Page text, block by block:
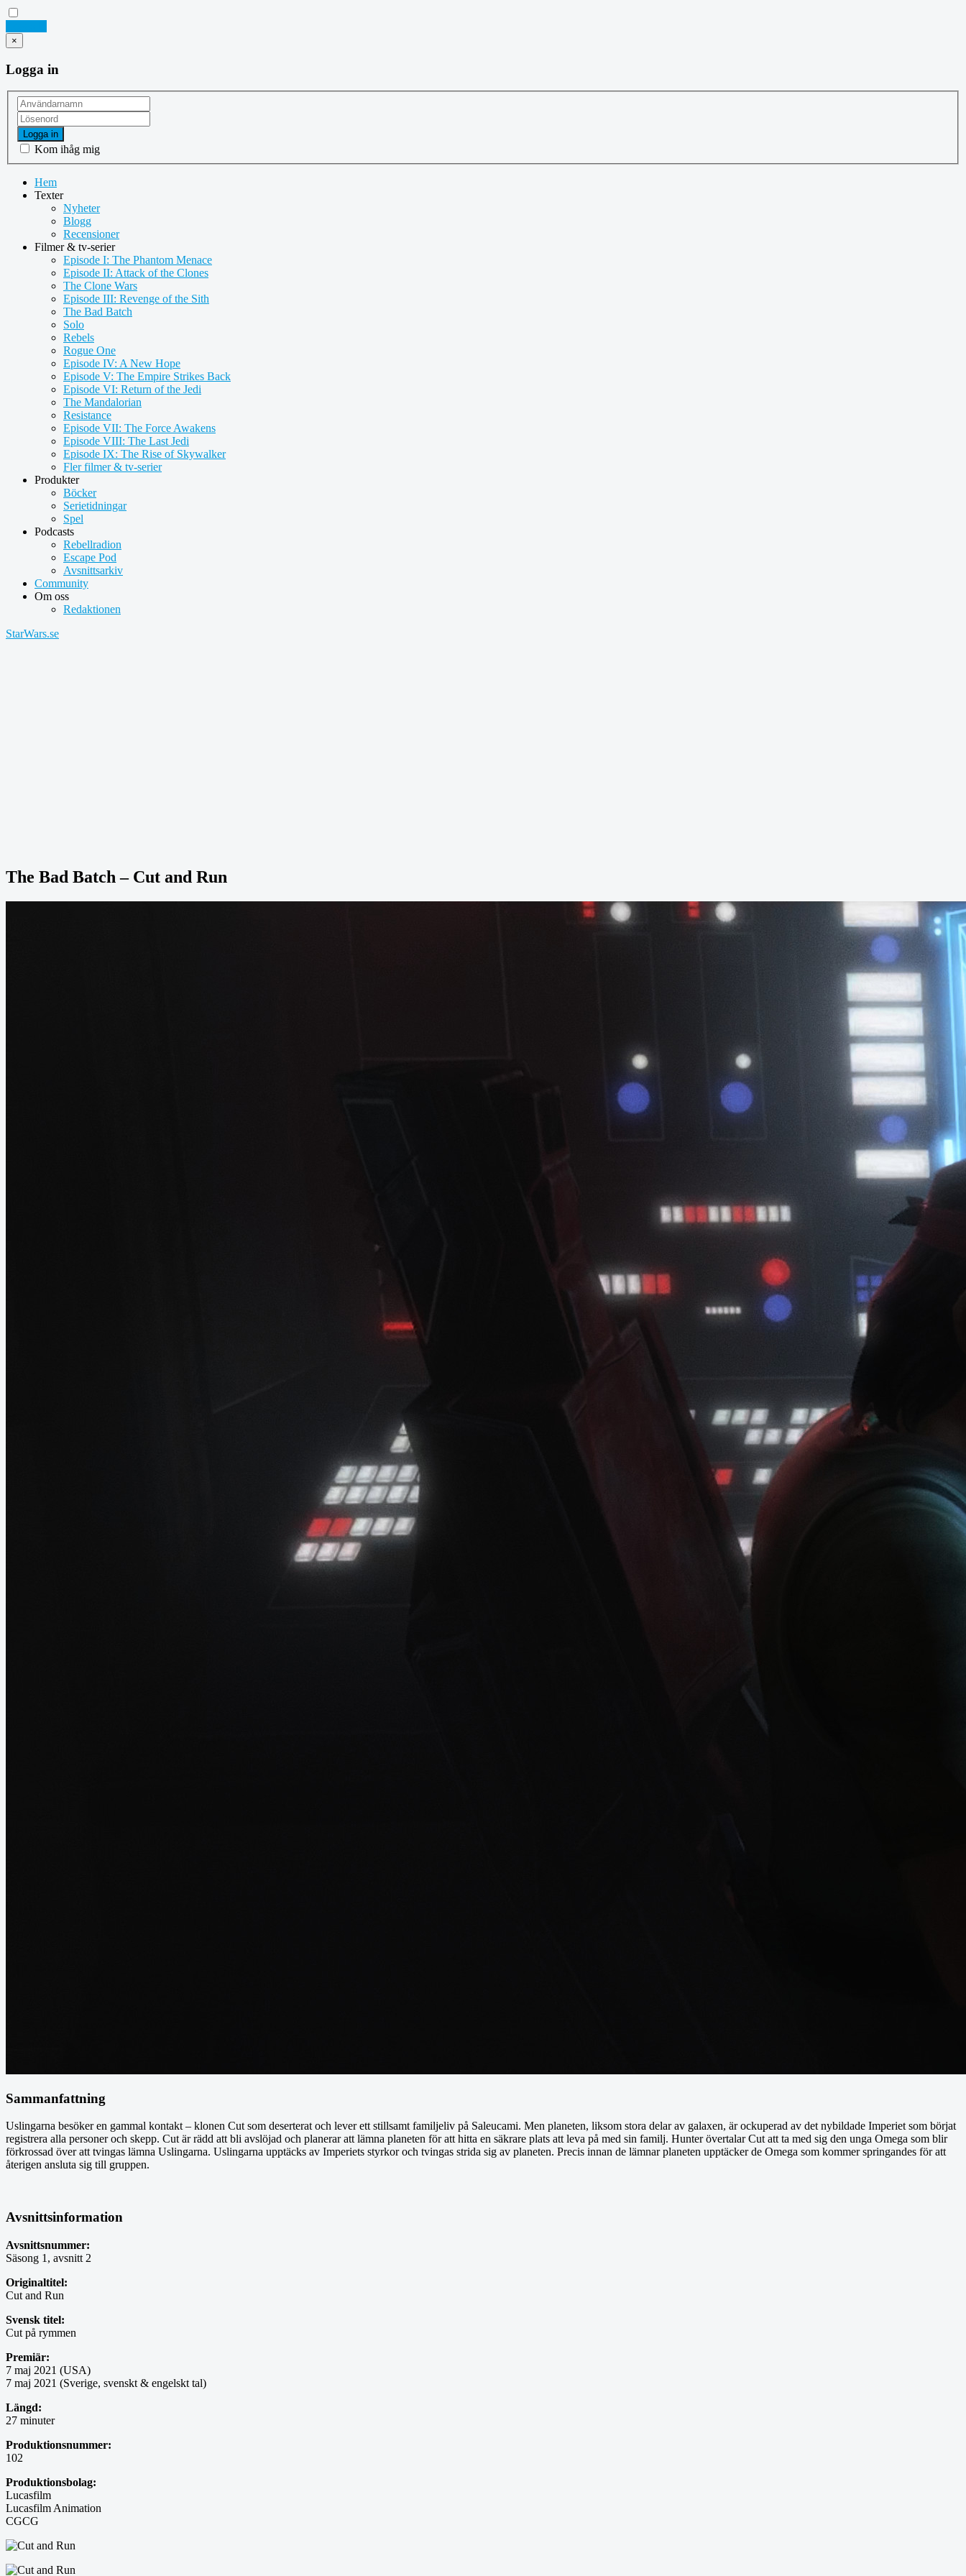
×
Logga in
Logga in
Kom ihåg mig
Hem
Texter
Nyheter
Blogg
Recensioner
Filmer & tv-serier
Episode I: The Phantom Menace
Episode II: Attack of the Clones
The Clone Wars
Episode III: Revenge of the Sith
The Bad Batch
Solo
Rebels
Rogue One
Episode IV: A New Hope
Episode V: The Empire Strikes Back
Episode VI: Return of the Jedi
The Mandalorian
Resistance
Episode VII: The Force Awakens
Episode VIII: The Last Jedi
Episode IX: The Rise of Skywalker
Fler filmer & tv-serier
Produkter
Böcker
Serietidningar
Spel
Podcasts
Rebellradion
Escape Pod
Avsnittsarkiv
Community
Om oss
Redaktionen
StarWars.se
The Bad Batch – Cut and Run
Sammanfattning
Uslingarna besöker en gammal kontakt – klonen Cut som deserterat och lever ett stillsamt familjeliv på Saleucami. Men planeten, liksom stora delar av galaxen, är ockuperad av det nybildade Imperiet som börjat
registrera alla personer och skepp. Cut är rädd att bli avslöjad och planerar att lämna planeten för att hitta en säkrare plats att leva på med sin familj. Hunter övertalar Cut att ta med sig den unga Omega som blir
förkrossad över att tvingas lämna Uslingarna. Uslingarna upptäcks av Imperiets styrkor och tvingas strida sig av planeten. Precis innan de lämnar planeten upptäcker de Omega som kommer springandes för att
återigen ansluta sig till gruppen.
Avsnittsinformation
Avsnittsnummer:
Säsong 1, avsnitt 2
Originaltitel:
Cut and Run
Svensk titel:
Cut på rymmen
Premiär:
7 maj 2021 (USA)
7 maj 2021 (Sverige, svenskt & engelskt tal)
Längd:
27 minuter
Produktionsnummer:
102
Produktionsbolag:
Lucasfilm
Lucasfilm Animation
CGCG